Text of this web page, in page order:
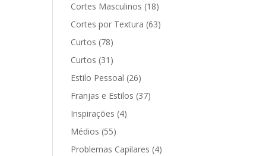
Cortes Masculinos (18)
Cortes por Textura (63)
Curtos (78)
Curtos (31)
Estilo Pessoal (26)
Franjas e Estilos (37)
Inspirações (4)
Médios (55)
Problemas Capilares (4)